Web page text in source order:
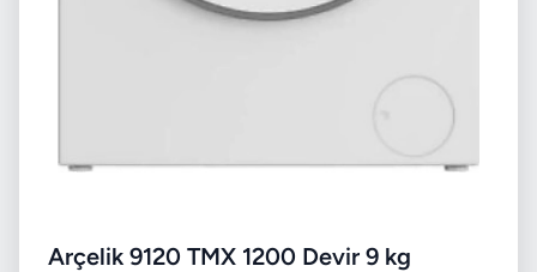
Arçelik 9120 TMX 1200 Devir 9 kg